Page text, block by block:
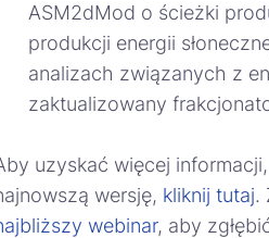
ASM2dMod o ścieżki
produkcji energii
analizach związanych z
zaktualizowany
uzyskać więcej
wersję, kliknij tutaj.
webinar, aby